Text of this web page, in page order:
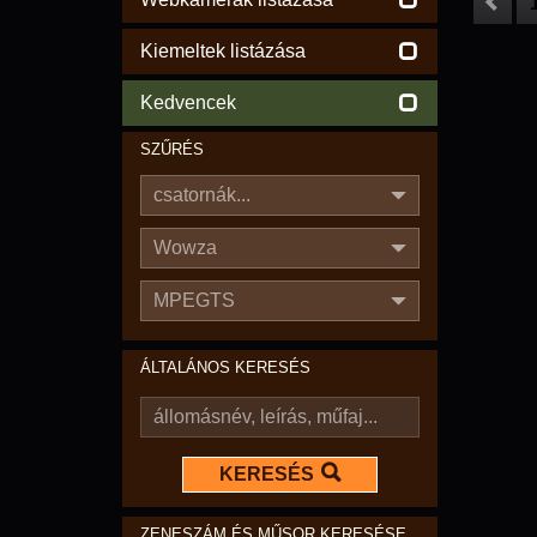
Kiemeltek listázása
Kedvencek
SZŰRÉS
csatornák...
Wowza
MPEGTS
ÁLTALÁNOS KERESÉS
KERESÉS